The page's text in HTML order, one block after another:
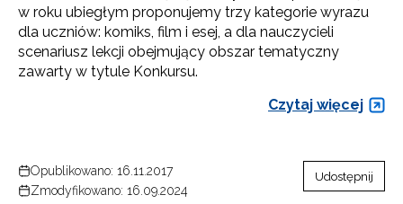
w roku ubiegłym proponujemy trzy kategorie wyrazu
dla uczniów: komiks, film i esej, a dla nauczycieli
scenariusz lekcji obejmujący obszar tematyczny
zawarty w tytule Konkursu.
Czytaj więcej
Opublikowano: 16.11.2017
Zmodyfikowano: 16.09.2024
Udostępnij